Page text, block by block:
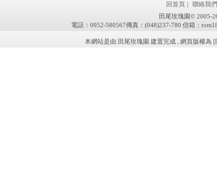
回首頁 | 聯絡我們
田尾玫瑰園© 2005-
電話：0952-580567傳真：(048)237-780 信箱：
本網站是由 田尾玫瑰園 建置完成 , 網頁版權為